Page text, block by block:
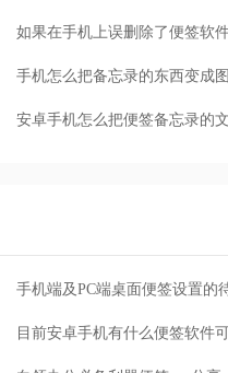
手机怎么把备忘录的东西变成
安卓手机怎么把便签备忘录的
手机端及PC端桌面便签设置的